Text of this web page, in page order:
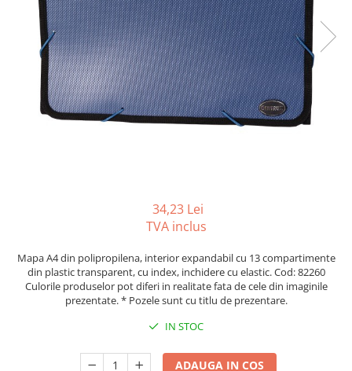
Tipizate autocopiative
personalizate
Tipizate offset
Tipizate offset personalizate
Registre
Rezerva cub notes
Carioci
Ascutitori
Creioane
Creioane cerate
Creioane colorate
Plastilina
Echere, rigle, raportoare, compase,
sabloane, truse geometrie
Compas scolar
Markere speciale pentru desen
Markere textile
Pixuri si rezerve
Stilouri
Instrumente pentru proiectare
Foarfeci
Tus, tusiere
Lipici
Perforatoare
Pioneze
Diverse articole organizare
arhivare
34,23 Lei
TVA inclus
Mapa A4 din polipropilena, interior expandabil cu 13 compartimente
din plastic transparent, cu index, inchidere cu elastic. Cod: 82260
Culorile produselor pot diferi in realitate fata de cele din imaginile
prezentate. * Pozele sunt cu titlu de prezentare.
IN STOC
ADAUGA IN COS